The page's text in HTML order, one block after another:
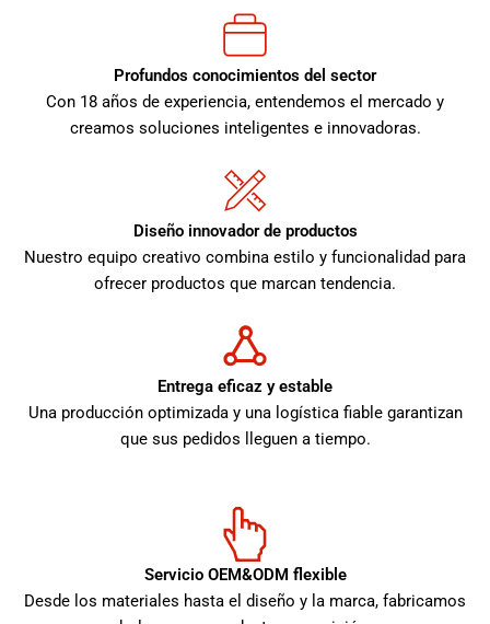
Profundos conocimientos del sector
Con 18 años de experiencia, entendemos el mercado y
creamos soluciones inteligentes e innovadoras.
Diseño innovador de productos
Nuestro equipo creativo combina estilo y funcionalidad para
ofrecer productos que marcan tendencia.
Entrega eficaz y estable
Una producción optimizada y una logística fiable garantizan
que sus pedidos lleguen a tiempo.
Servicio OEM&ODM flexible
Desde los materiales hasta el diseño y la marca, fabricamos